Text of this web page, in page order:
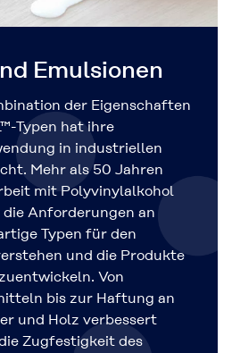
Emulsionen
der Eigenschaften
Typen hat ihre
in industriellen
Mehr als 50 Jahren
mit Polyvinylalkohol
Anforderungen an
Typen für den
und die Produkte
Von
bis zur Haftung an
und Holz verbessert
Zugfestigkeit des